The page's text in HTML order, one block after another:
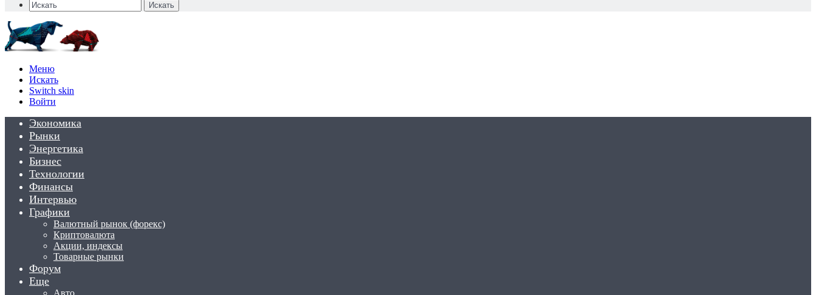
Искать
Меню
Искать
Switch skin
Войти
Экономика
Рынки
Энергетика
Бизнес
Технологии
Финансы
Интервью
Графики
Валютный рынок (форекс)
Криптовалюта
Акции, индексы
Товарные рынки
Форум
Еще
Авто